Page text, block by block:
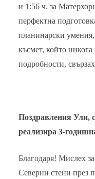
и 1:56 ч. за
перфектна
планинарски
късмет, който
подробности,
Поздравления Ули,
реализира 3-
Благодаря! Мислех
Северни стени през